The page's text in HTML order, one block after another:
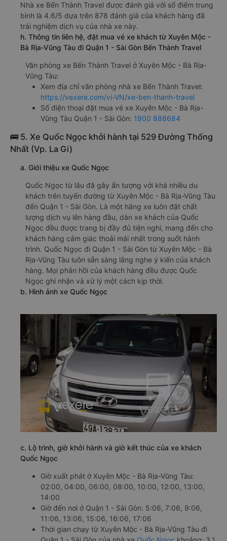
Nhà xe Bến Thành Travel được đánh giá với số điểm trung
bình là 4.6/5 dựa trên 878 đánh giá của khách hàng đã
trải nghiệm dịch vụ của nhà xe này.
h. Thông tin liên hệ, đặt mua vé xe khách từ Xuyên Mộc -
Bà Rịa-Vũng Tàu đi Quận 1 - Sài Gòn Bến Thành Travel
Văn phòng xe Bến Thành Travel ở Xuyên Mộc - Bà Rịa-
Vũng Tàu:
Xem địa chỉ văn phòng nhà xe Bến Thành Travel:
https://vexere.com/vi-VN/xe-ben-thanh-travel
Số điện thoại đặt mua vé xe Xuyên Mộc - Bà Rịa-
Vũng Tàu Quận 1 - Sài Gòn: 1900 888684
🚌 5. Xe Quốc Ngọc khởi hành tại 529 Đường Thống
Nhất (Vp. La Gi)
a. Giới thiệu xe Quốc Ngọc
Quốc Ngọc từ lâu đã gây ấn tượng với khá nhiều du
khách trên tuyến đường từ Xuyên Mộc - Bà Rịa-Vũng Tàu
đến Quận 1 - Sài Gòn. Là một hãng xe luôn đặt chất
lượng dịch vụ lên hàng đầu, dàn xe khách của Quốc
Ngọc đều được trang bị đầy đủ tiện nghi, mang đến cho
khách hàng cảm giác thoải mái nhất trong suốt hành
trình. Quốc Ngọc đi Quận 1 - Sài Gòn từ Xuyên Mộc - Bà
Rịa-Vũng Tàu luôn sẵn sàng lắng nghe ý kiến của khách
hàng. Mọi phản hồi của khách hàng đều được Quốc
Ngọc ghi nhận và xử lý một cách kịp thời.
b. Hình ảnh xe Quốc Ngọc
c. Lộ trình, giờ khởi hành và giờ kết thúc của xe khách
Quốc Ngọc
Giờ xuất phát ở Xuyên Mộc - Bà Rịa-Vũng Tàu:
02:00, 04:00, 06:00, 08:00, 10:00, 12:00, 13:00,
14:00
Giờ đến nơi ở Quận 1 - Sài Gòn: 5:06, 7:06, 9:06,
11:06, 13:06, 15:06, 16:06, 17:06
Thời gian chạy từ Xuyên Mộc - Bà Rịa-Vũng Tàu đi